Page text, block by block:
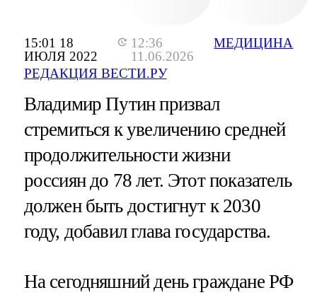
15:01 18
ИЮЛЯ 2022
12:36
11.06.2026
РЕДАКЦИЯ ВЕСТИ.РУ
МЕДИЦИНА
Владимир Путин призвал
стремиться к увеличению средней
продолжительности жизни
россиян до 78 лет. Этот показатель
должен быть достигнут к 2030
году, добавил глава государства.
На сегодняшний день граждане РФ